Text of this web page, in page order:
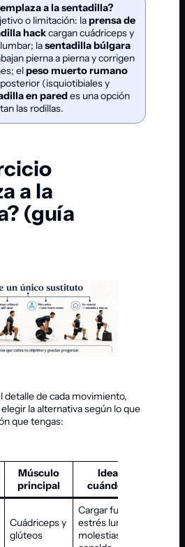
a la sentadilla?
o limitación: laprensa de
hackcargan cuádriceps y
lasentadilla búlgara
pierna a pierna y corrigen
elpeso muerto rumano
(isquiotibiales y
en paredes una opción
las rodillas.
a la
(guía
detalle de cada movimiento,
la alternativa según lo que
que tengas:
Músculo
principal
Ideal para /
cuándo elegirla
Cuádriceps y
glúteos
Cargar fuerte sin
estrés lumbar;
molestias de